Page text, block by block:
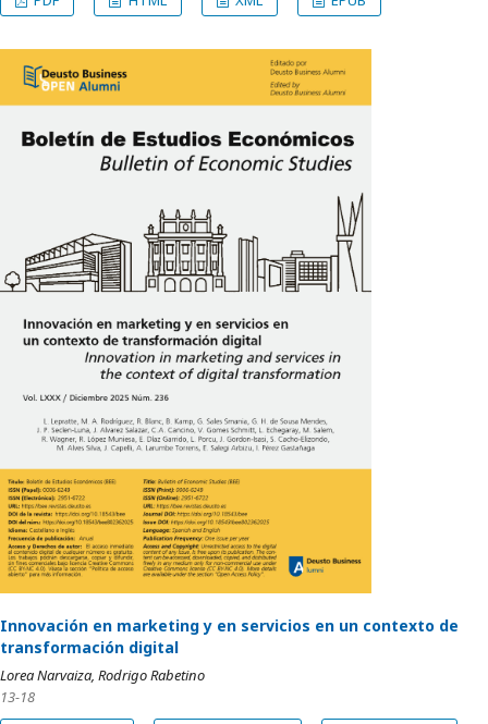
Innovación en marketing y en servicios en un contexto de
transformación digital
Lorea Narvaiza, Rodrigo Rabetino
13-18